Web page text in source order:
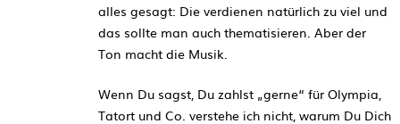
alles gesagt: Die verdienen natürlich zu viel und
das sollte man auch thematisieren. Aber der
Ton macht die Musik.
Wenn Du sagst, Du zahlst „gerne“ für Olympia,
Tatort und Co. verstehe ich nicht, warum Du Dich